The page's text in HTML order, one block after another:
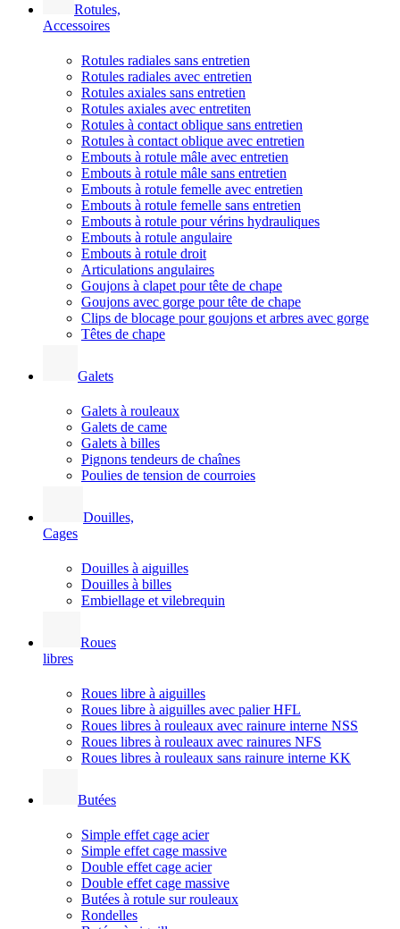
Rotules,
Accessoires
Rotules radiales sans entretien
Rotules radiales avec entretien
Rotules axiales sans entretien
Rotules axiales avec entretiten
Rotules à contact oblique sans entretien
Rotules à contact oblique avec entretien
Embouts à rotule mâle avec entretien
Embouts à rotule mâle sans entretien
Embouts à rotule femelle avec entretien
Embouts à rotule femelle sans entretien
Embouts à rotule pour vérins hydrauliques
Embouts à rotule angulaire
Embouts à rotule droit
Articulations angulaires
Goujons à clapet pour tête de chape
Goujons avec gorge pour tête de chape
Clips de blocage pour goujons et arbres avec gorge
Têtes de chape
Galets
Galets à rouleaux
Galets de came
Galets à billes
Pignons tendeurs de chaînes
Poulies de tension de courroies
Douilles,
Cages
Douilles à aiguilles
Douilles à billes
Embiellage et vilebrequin
Roues
libres
Roues libre à aiguilles
Roues libre à aiguilles avec palier HFL
Roues libres à rouleaux avec rainure interne NSS
Roues libres à rouleaux avec rainures NFS
Roues libres à rouleaux sans rainure interne KK
Butées
Simple effet cage acier
Simple effet cage massive
Double effet cage acier
Double effet cage massive
Butées à rotule sur rouleaux
Rondelles